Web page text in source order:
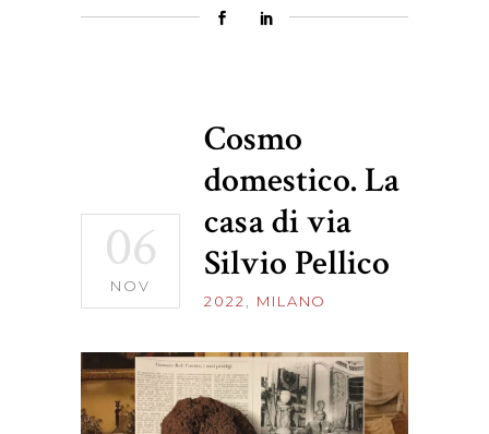
06
NOV
Cosmo
domestico. La
casa di via
Silvio Pellico
2022 MILANO